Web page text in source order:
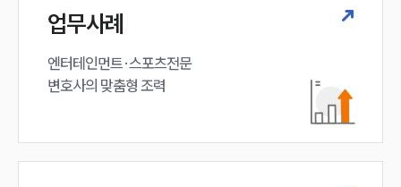
업무사례
엔터테인먼트·스포츠전문
변호사의 맞춤형 조력